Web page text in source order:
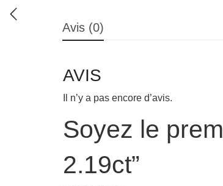
Avis (0)
AVIS
Il n’y a pas encore d’avis.
Soyez le
2.19ct”